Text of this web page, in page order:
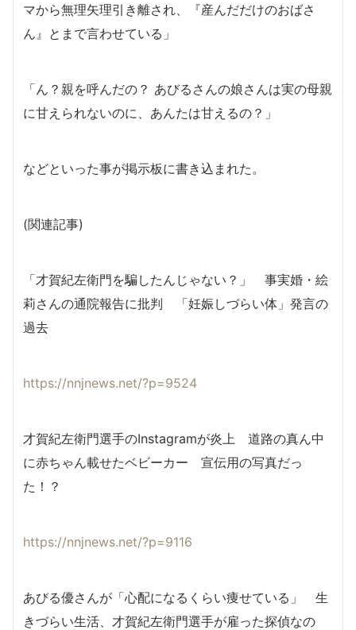
マから無理矢理引き離され、『産んだだけのおばさ
ん』とまで言わせている」
「ん？親を呼んだの？ あびるさんの娘さんは実の母親
に甘えられないのに、あんたは甘えるの？」
などといった事が掲示板に書き込まれた。
(関連記事)
「才賀紀左衛門を騙したんじゃない？」 事実婚・絵
莉さんの通院報告に批判 「妊娠しづらい体」発言の
過去
https://nnjnews.net/?p=9524
才賀紀左衛門選手のInstagramが炎上 道路の真ん中
に赤ちゃん載せたベビーカー 宣伝用の写真だっ
た！？
https://nnjnews.net/?p=9116
あびる優さんが「心配になるくらい痩せている」 生
きづらい生活、才賀紀左衛門選手が雇った探偵なの